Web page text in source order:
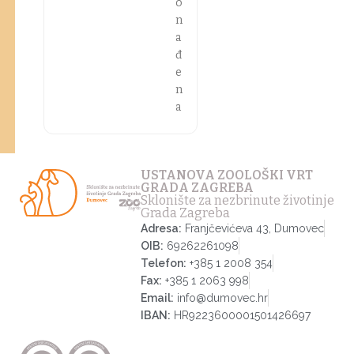
o
n
a
đ
e
n
a
USTANOVA ZOOLOŠKI VRT
GRADA ZAGREBA
Sklonište za nezbrinute životinje
Grada Zagreba
Adresa: Franjčevićeva 43, Dumovec
OIB: 69262261098
Telefon: +385 1 2008 354
Fax: +385 1 2063 998
Email: info@dumovec.hr
IBAN: HR9223600001501426697